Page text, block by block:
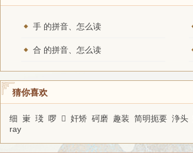
手 的拼音、怎么读
合 的拼音、怎么读
猜你喜欢
细 崬 琖 啰 𤗉 奸矫 砢磨 趣装 简明扼要 浄头
ray